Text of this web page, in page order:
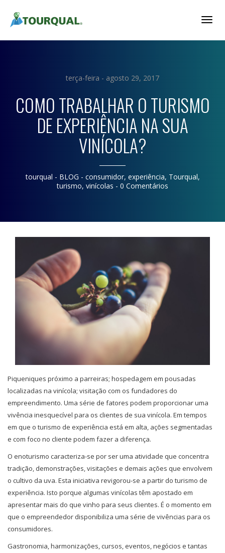
terça-feira - agosto 29, 2017
COMO TRABALHAR O TURISMO
DE EXPERIÊNCIA NA SUA
VINÍCOLA?
tourqual - BLOG - consumidor, experiência, Tourqual,
turismo, vinícolas - 0 Comentários
Piqueniques próximo a parreiras; hospedagem em pousadas
localizadas na vinícola; visitação com os fundadores do
empreendimento. Uma série de fatores podem proporcionar uma
vivência inesquecível para os clientes de sua vinícola. Em tempos
em que o turismo de experiência está em alta, ações segmentadas
e com foco no cliente podem fazer a diferença.
O enoturismo caracteriza-se por ser uma atividade que concentra
tradição, demonstrações, visitações e demais ações que envolvem
o cultivo da uva. Esta iniciativa revigorou-se a partir do turismo de
experiência. Isto porque algumas vinícolas têm apostado em
apresentar mais do que vinho para seus clientes. É o momento em
que o empreendedor disponibiliza uma série de vivências para os
consumidores.
Gastronomia, harmonizações, cursos, eventos, negócios e tantas